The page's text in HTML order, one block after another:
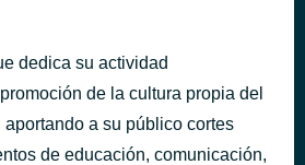
dedica su actividad
de la cultura propia del
a su público cortes
de educación, comunicación,